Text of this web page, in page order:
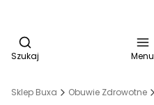
Otwórz wyszukiwarkę
Szukaj Menu
Sklep Buxa Obuwie Zdrowotne